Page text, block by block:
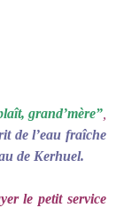
grand’mère”
de l’eau fraîche
de Kerhuel.
le petit service